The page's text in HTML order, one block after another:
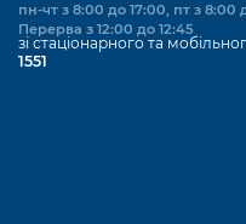
пн-чт з 8:00 до 17:00, пт з 8:00
Перерва з 12:00 до 12:45
зі стаціонарного та
1551